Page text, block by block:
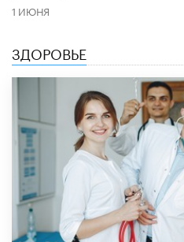
1 ИЮНЯ
ЗДОРОВЬЕ